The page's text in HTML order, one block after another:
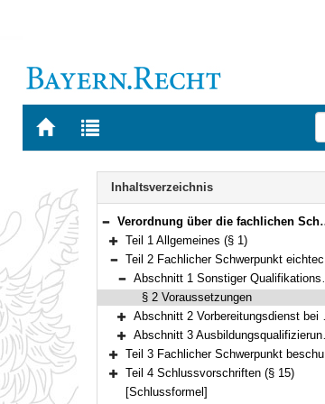
Zur
BAYERN.RECHT
Zur
letzten
Navigation
Inhaltsverzeichnis
Bereich reduzieren
Verordnung über die fachlichen Schwerpunkte eichtechnischer und beschusstechnischer Dienst (FachV-ebtD) Vom 12. Dezember 2013 (GVBl. S. 676) BayRS 2038-3-6-4-W (§§ 1–15)
Bereich erweitern
Teil 1 Allgemeines (§ 1)
Bereich reduzieren
Teil 2 Fachlicher Schwerpunkt eichtechnischer Dienst (§§ 2–13)
Bereich reduzieren
Abschnitt 1 Sonstiger Qualifikationserwerb für die erste Qualifikationsebene (§ 2)
§ 2 Voraussetzungen
Bereich erweitern
Abschnitt 2 Vorbereitungsdienst bei Einstieg in der zweiten oder dritten Qualifikationsebene (§§ 3–12)
Bereich erweitern
Abschnitt 3 Ausbildungsqualifizierung (§ 13)
Bereich erweitern
Teil 3 Fachlicher Schwerpunkt beschusstechnischer Dienst (§ 14)
Bereich erweitern
Teil 4 Schlussvorschriften (§ 15)
[Schlussformel]